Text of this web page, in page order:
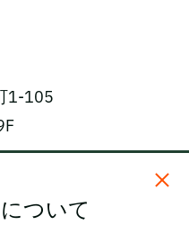
1-105
ついて